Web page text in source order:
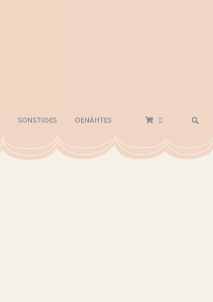
SONSTIGES GENÄHTES 0